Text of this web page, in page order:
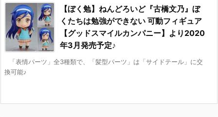
【ぼく勉】ねんどろいど『古橋文乃』ぼ
くたちは勉強ができない 可動フィギュア
【グッドスマイルカンパニー】より2020
年3月発売予定♪
「表情パーツ」全3種類で、「髪型パーツ」は「サイドテール」に交
換可能♪